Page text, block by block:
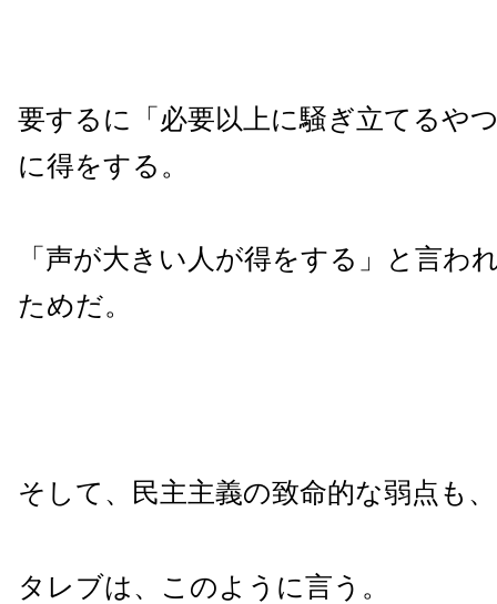
要するに「必要以上に騒ぎ立てるや
に得をする。
「声が大きい人が得をする」と言わ
ためだ。
そして、民主主義の致命的な弱点も
タレブは、このように言う。